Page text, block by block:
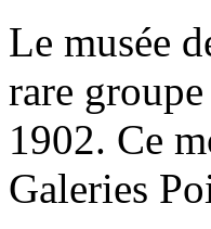
Le musée
rare
1902. Ce
Galeries